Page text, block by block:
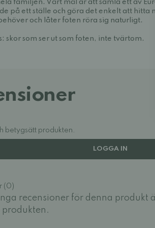
familjen. Vårt mål är att samla ett av
på ett ställe och göra det enkelt att hitta
och låter foten röra sig naturligt.
skor som ser ut som foten, inte tvärtom.
betygsätt produkten.
LOGGA IN
(0)
recensioner för denna produkt
produkten.